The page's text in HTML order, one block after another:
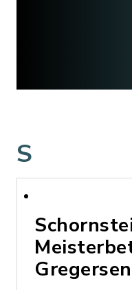
S
Gregersen